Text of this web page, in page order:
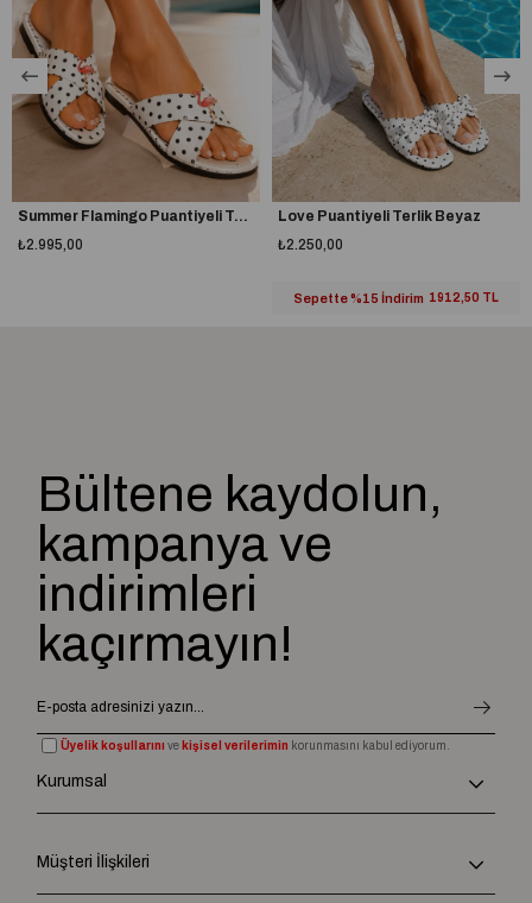
Summer Flamingo Puantiyeli Terlik Beyaz
₺2.995,00
Love Puantiyeli Terlik Beyaz
₺2.250,00
Sepette %15 İndirim 1912,50 TL
Bültene kaydolun,
kampanya ve
indirimleri
kaçırmayın!
Üyelik koşullarını ve kişisel verilerimin korunmasını kabul ediyorum.
Kurumsal
Müşteri İlişkileri